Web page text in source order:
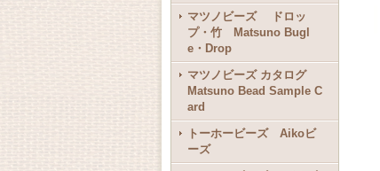
マツノビーズ ドロッ
プ・竹 Matsuno Bugl
e・Drop
マツノビーズ カタログ
Matsuno Bead Sample C
ard
トーホービーズ Aikoビ
ーズ